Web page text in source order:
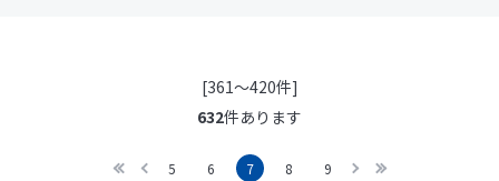
[361～420件]
632件あります
5 6 7 8 9